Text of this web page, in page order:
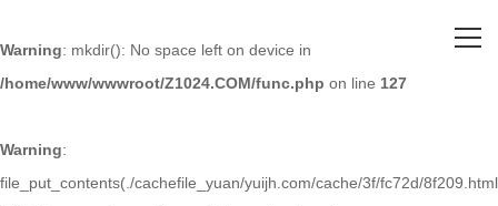
Warning: mkdir(): No space left on device in
/home/www/wwwroot/Z1024.COM/func.php on line 127
Warning:
file_put_contents(./cachefile_yuan/yuijh.com/cache/3f/fc72d/
关于91香蕉视频污污
主营产品